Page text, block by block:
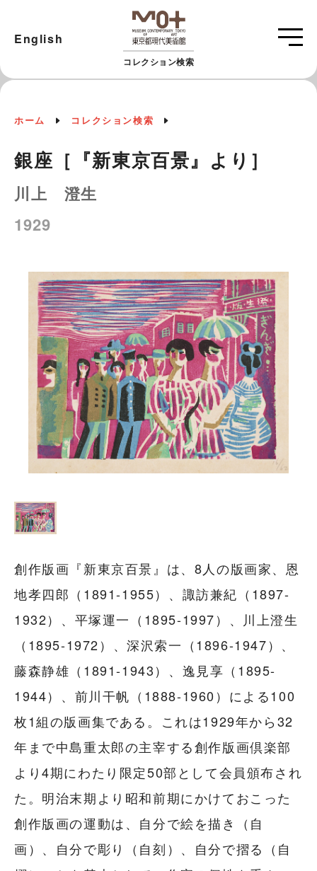
コレクション検索
English
ホーム コレクション検索
銀座［『新東京百景』より］
川上 澄生
1929
創作版画『新東京百景』は、8人の版画家、恩
地孝四郎（1891-1955）、諏訪兼紀（1897-
1932）、平塚運一（1895-1997）、川上澄生
（1895-1972）、深沢索一（1896-1947）、
藤森静雄（1891-1943）、逸見享（1895-
1944）、前川干帆（1888-1960）による100
枚1組の版画集である。これは1929年から32
年まで中島重太郎の主宰する創作版画倶楽部
より4期にわたり限定50部として会員頒布され
た。明治末期より昭和前期にかけておこった
創作版画の運動は、自分で絵を描き（自
画）、自分で彫り（自刻）、自分で摺る（自